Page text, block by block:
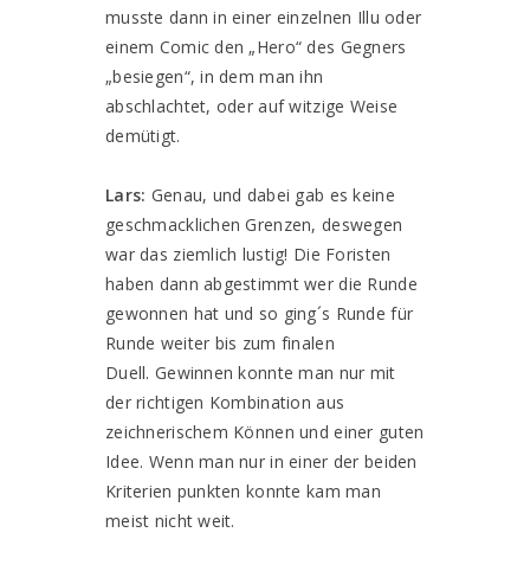
musste dann in einer einzelnen Illu oder
einem Comic den „Hero“ des Gegners
„besiegen“, in dem man ihn
abschlachtet, oder auf witzige Weise
demütigt.
Lars: Genau, und dabei gab es keine
geschmacklichen Grenzen, deswegen
war das ziemlich lustig! Die Foristen
haben dann abgestimmt wer die Runde
gewonnen hat und so ging´s Runde für
Runde weiter bis zum finalen
Duell. Gewinnen konnte man nur mit
der richtigen Kombination aus
zeichnerischem Können und einer guten
Idee. Wenn man nur in einer der beiden
Kriterien punkten konnte kam man
meist nicht weit.